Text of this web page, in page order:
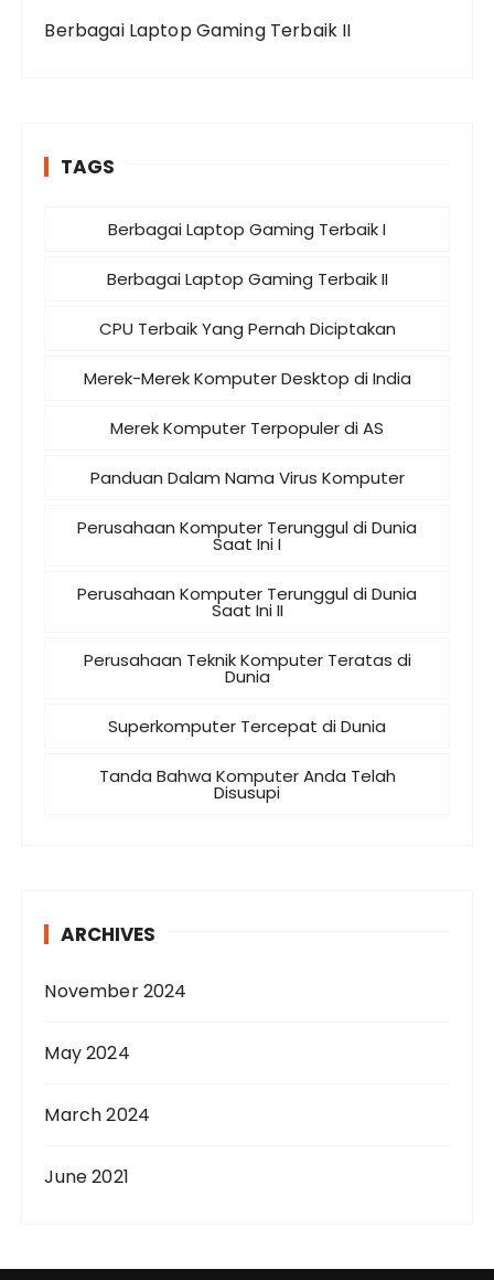
Berbagai Laptop Gaming Terbaik II
TAGS
Berbagai Laptop Gaming Terbaik I
Berbagai Laptop Gaming Terbaik II
CPU Terbaik Yang Pernah Diciptakan
Merek-Merek Komputer Desktop di India
Merek Komputer Terpopuler di AS
Panduan Dalam Nama Virus Komputer
Perusahaan Komputer Terunggul di Dunia
Saat Ini I
Perusahaan Komputer Terunggul di Dunia
Saat Ini II
Perusahaan Teknik Komputer Teratas di
Dunia
Superkomputer Tercepat di Dunia
Tanda Bahwa Komputer Anda Telah
Disusupi
ARCHIVES
November 2024
May 2024
March 2024
June 2021